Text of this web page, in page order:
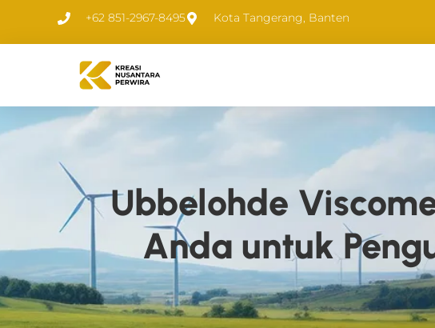
+62 851-2967-8495 Kota Tangerang, Banten
Ubbelohde
Anda untuk